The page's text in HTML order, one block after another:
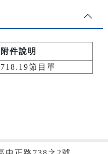
附件說明
節目單